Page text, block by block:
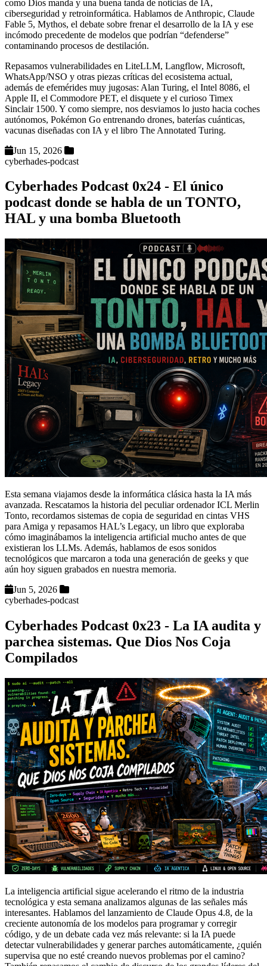
como Dios manda y una buena tanda de noticias de IA,
ciberseguridad y retroinformática. Hablamos de Anthropic, Claude
Fable 5, Mythos, el debate sobre frenar el desarrollo de la IA y ese
incómodo precedente de modelos que podrían “defenderse”
contaminando procesos de destilación.
Repasamos vulnerabilidades en LiteLLM, Langflow, Microsoft,
WhatsApp/NSO y otras piezas críticas del ecosistema actual,
además de efemérides muy jugosas: Alan Turing, el Intel 8086, el
Apple II, el Commodore PET, el disquete y el curioso Timex
Sinclair 1500. Y como siempre, nos desviamos lo justo hacia coches
autónomos, Pokémon Go entrenando drones, baterías cuánticas,
vacunas diseñadas con IA y el libro The Annotated Turing.
Jun 15, 2026
cyberhades-podcast
Cyberhades Podcast 0x24 - El único
podcast donde se habla de un TONTO,
HAL y una bomba Bluetooth
Esta semana viajamos desde la informática clásica hasta la IA más
avanzada. Rescatamos la historia del peculiar ordenador ICL Merlin
Tonto, recordamos sistemas de copia de seguridad en cintas VHS
para Amiga y repasamos HAL’s Legacy, un libro que exploraba
cómo imaginábamos la inteligencia artificial mucho antes de que
existieran los LLMs. Además, hablamos de esos sonidos
tecnológicos que marcaron a toda una generación de geeks y que
aún hoy siguen grabados en nuestra memoria.
Jun 5, 2026
cyberhades-podcast
Cyberhades Podcast 0x23 - La IA audita y
parchea sistemas. Que Dios Nos Coja
Compilados
La inteligencia artificial sigue acelerando el ritmo de la industria
tecnológica y esta semana analizamos algunas de las señales más
interesantes. Hablamos del lanzamiento de Claude Opus 4.8, de la
creciente autonomía de los modelos para programar y corregir
código, y de un debate cada vez más relevante: si la IA puede
detectar vulnerabilidades y generar parches automáticamente, ¿quién
supervisa que no esté creando nuevos problemas por el camino?